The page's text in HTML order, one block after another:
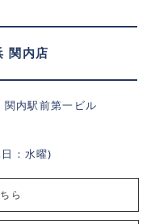
関内店
内駅前第一ビル
：水曜)
ら